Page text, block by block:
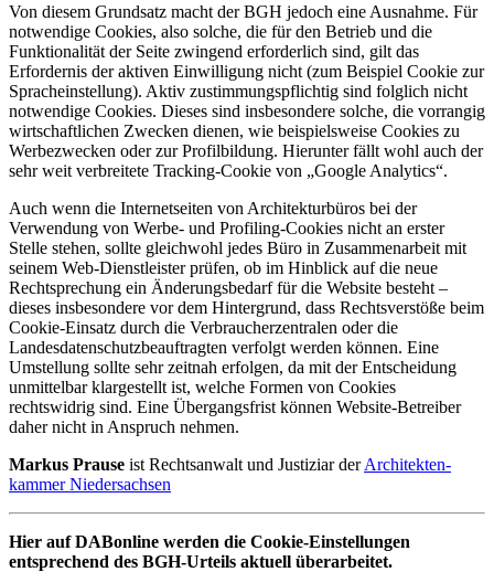
Von diesem Grundsatz macht der BGH jedoch eine Ausnahme. Für
notwendige Cookies, also solche, die für den Betrieb und die
Funktionalität der Seite zwingend erforderlich sind, gilt das
Erfordernis der aktiven Einwilligung nicht (zum Beispiel Cookie zur
Spracheinstellung). Aktiv zustimmungspflichtig sind folglich nicht
notwendige Cookies. Dieses sind insbesondere solche, die vorrangig
wirtschaftlichen Zwecken dienen, wie beispielsweise Cookies zu
Werbezwecken oder zur Profilbildung. Hierunter fällt wohl auch der
sehr weit verbreitete Tracking-Cookie von „Google Analytics“.
Auch wenn die Internetseiten von Architekturbüros bei der
Verwendung von Werbe- und Profiling-Cookies nicht an erster
Stelle stehen, sollte gleichwohl jedes Büro in Zusammenarbeit mit
seinem Web-Dienstleister prüfen, ob im Hinblick auf die neue
Rechtsprechung ein Änderungsbedarf für die Website besteht –
dieses insbesondere vor dem Hintergrund, dass Rechtsverstöße beim
Cookie-Einsatz durch die Verbraucherzentralen oder die
Landesdatenschutzbeauftragten verfolgt werden können. Eine
Umstellung sollte sehr zeitnah erfolgen, da mit der Entscheidung
unmittelbar klargestellt ist, welche Formen von Cookies
rechtswidrig sind. Eine Übergangsfrist können Website-Betreiber
daher nicht in Anspruch nehmen.
Markus Prause ist Rechtsanwalt und Justiziar derArchitekten­
kammer Niedersachsen
Hier auf DABonline werden die Cookie-Einstellungen
entsprechend des BGH-Urteils aktuell überarbeitet.